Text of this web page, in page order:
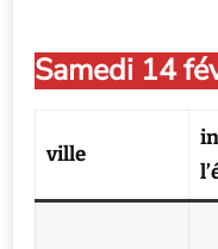
Samedi 14
ville